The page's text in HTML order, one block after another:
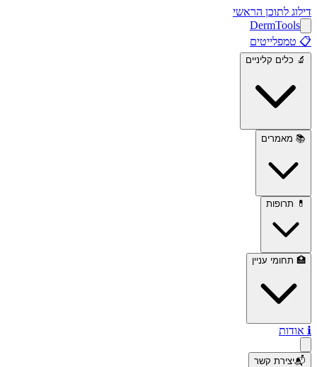
דילוג לתוכן הראשי
DermTools
📋 טמפלייטים
🔬 כלים קליניים
📚 מאמרים
💊 תרופות
🏥 תחומי עניין
ℹ️ אודות
📬יצירת קשר